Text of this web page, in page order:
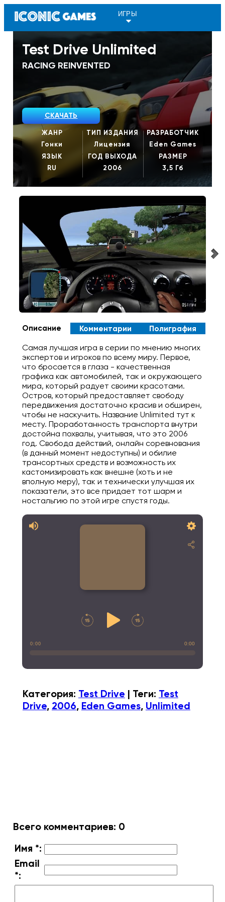
ИГРЫ
Test Drive Unlimited
RACING REINVENTED
СКАЧАТЬ
ЖАНР
Гонки
ТИП ИЗДАНИЯ
Лицензия
РАЗРАБОТЧИК
Eden Games
ЯЗЫК
RU
ГОД ВЫХОДА
2006
РАЗМЕР
3,5 Гб
Описание Комментарии Полиграфия
Самая лучшая игра в серии по мнению многих
экспертов и игроков по всему миру. Первое,
что бросается в глаза - качественная
графика как автомобилей, так и окружающего
мира, который радует своими красотами.
Остров, который предоставляет свободу
передвижения достаточно красив и обширен,
чтобы не наскучить. Название Unlimited тут к
месту. Проработанность транспорта внутри
достойна похвалы, учитывая, что это 2006
год. Свобода действий, онлайн соревнования
(в данный момент недоступны) и обилие
трансортных средств и возможность их
кастомизировать как внешне (хоть и не
вполную меру), так и технически улучшая их
показатели, это все придает тот шарм и
ностальгию по этой игре спустя годы.
0:00 0:00
Категория: Test Drive | Теги: Test
Drive, 2006, Eden Games, Unlimited
Всего комментариев: 0
Имя *:
Email
*: